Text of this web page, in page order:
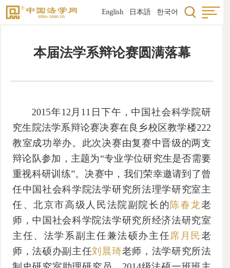
English 日本語 한국어
本届法学系辩论赛圆满落幕
2015年12月11日下午，中国社会科学院研
究生院法学系辩论赛决赛在良乡校区教学楼222
教室成功举办。此次决赛由复赛中晋级的两支
辩论队参加，主题为“专业学位研究生是否需要
重视科研训练”。决赛中，我们荣幸邀请到了曾
任中国社会科学院法学研究所法理学研究室主
任、北京市高级人民法院副院长的 陈春龙老
师，中国社会科学院法学研究所经济法研究室
主任、法学系副主任兼法硕办主任席月民老
师，法硕办副主任刘晨琦老师，法学研究所法